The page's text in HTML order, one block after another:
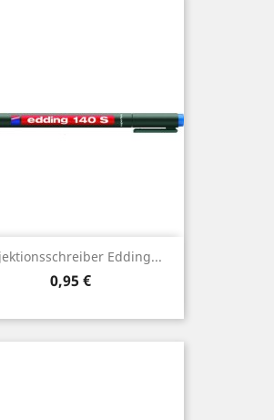
Edding...
Preis
0,95 €